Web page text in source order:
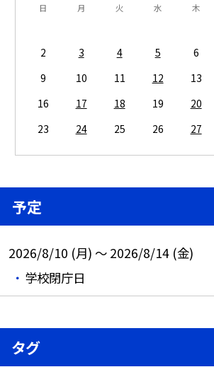
日 月 火 水 木
2
3 4 5 6
9
10 11 12 13
16
17 18 19 20
23
24 25 26 27
予定
2026/8/10 (月) ～ 2026/8/14 (金)
学校閉庁日
タグ